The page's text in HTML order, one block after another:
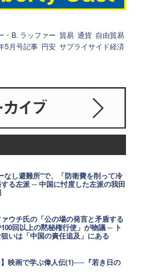
・B. ラッファー 貿易 通貨 自由貿易
5月号記事 円安 サプライサイド経済
なし避難所"で、「防衛費を削って冷
る左派 ─ 中国に忖度した左派の我田
ァウチ氏の「公の場の発言と矛盾する
回以上の黙秘権行使」が物議 ─ ト
いは「中国の責任追及」にある
】映画で学ぶ偉人伝(1)──『若き日の